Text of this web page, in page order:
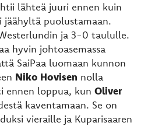
lähteä juuri ennen kuin
jäähyltä puolustamaan.
ja 3-0 taululle.
hyvin johtoasemassa
SaiPaa luomaan kunnon
Niko Hovisen nolla
ennen loppua, kun Oliver
kaventamaan. Se on
vieraille ja Kuparisaaren